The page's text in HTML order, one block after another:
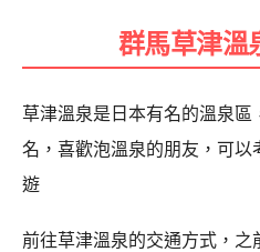
群馬草津溫
草津溫泉是日本有名的溫泉
名，喜歡泡溫泉的朋友，可
遊
前往草津溫泉的交通方式，之